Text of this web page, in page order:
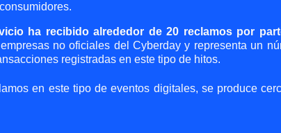
ha recibido alrededor de 20 reclamos por
no oficiales del Cyberday y representa un
registradas en este tipo de hitos.
en este tipo de eventos digitales, se produce